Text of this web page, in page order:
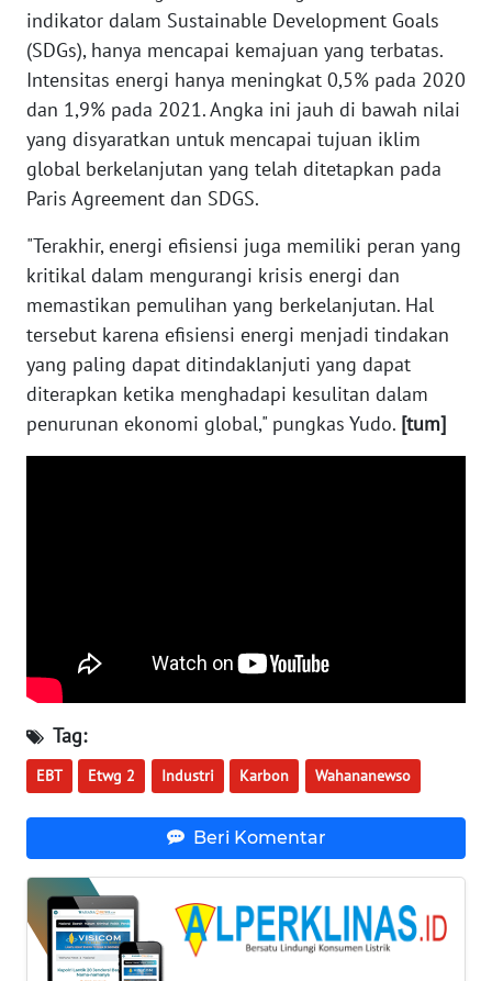
indikator dalam Sustainable Development Goals
(SDGs), hanya mencapai kemajuan yang terbatas.
Intensitas energi hanya meningkat 0,5% pada 2020
dan 1,9% pada 2021. Angka ini jauh di bawah nilai
yang disyaratkan untuk mencapai tujuan iklim
global berkelanjutan yang telah ditetapkan pada
Paris Agreement dan SDGS.
"Terakhir, energi efisiensi juga memiliki peran yang
kritikal dalam mengurangi krisis energi dan
memastikan pemulihan yang berkelanjutan. Hal
tersebut karena efisiensi energi menjadi tindakan
yang paling dapat ditindaklanjuti yang dapat
diterapkan ketika menghadapi kesulitan dalam
penurunan ekonomi global," pungkas Yudo. [tum]
Tag:
EBT Etwg 2 Industri Karbon Wahananewso
Beri Komentar
WN
NUSANTARA
WN
JOGJA
WN
JATIM
BALI
WN
KALBAR
WN
WN
KALTIM
WN
SULSEL
WN
SULUT